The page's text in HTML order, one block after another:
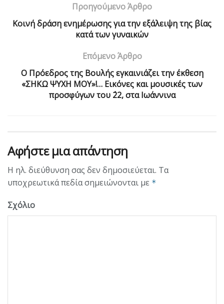
Προηγούμενο Άρθρο
Kοινή δράση ενημέρωσης για την εξάλειψη της βίας
κατά των γυναικών
Επόμενο Άρθρο
Ο Πρόεδρος της Βουλής εγκαινιάζει την έκθεση
«ΣΗΚΩ ΨΥΧΗ ΜΟΥ»!… Εικόνες και μουσικές των
προσφύγων του ΄22, στα Ιωάννινα
Αφήστε μια απάντηση
Η ηλ. διεύθυνση σας δεν δημοσιεύεται. Τα
υποχρεωτικά πεδία σημειώνονται με *
Σχόλιο